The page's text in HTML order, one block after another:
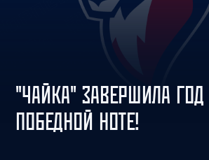
"ЧАЙКА" ЗАВЕРШИЛА
ПОБЕДНОЙ НОТЕ!